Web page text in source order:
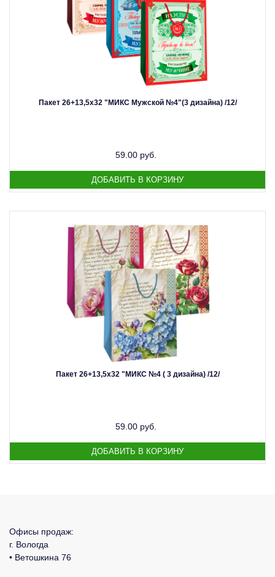
Пакет 26+13,5х32 "МИКС Мужской №4"(3 дизайна) /12/
59.00 руб.
Пакет 26+13,5х32 "МИКС №4 ( 3 дизайна) /12/
59.00 руб.
Офисы продаж:
г. Вологда
• Ветошкина 76